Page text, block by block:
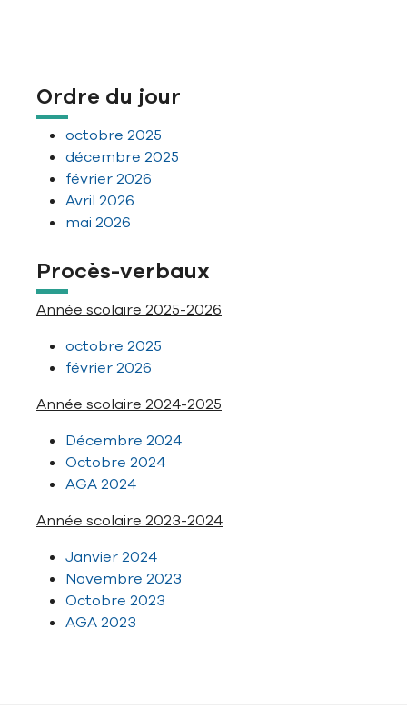
Ordre du jour
octobre 2025
décembre 2025
février 2026
Avril 2026
mai 2026
Procès-verbaux
Année scolaire 2025-2026
octobre 2025
février 2026
Année scolaire 2024-2025
Décembre 2024
Octobre 2024
AGA 2024
Année scolaire 2023-2024
Janvier 2024
Novembre 2023
Octobre 2023
AGA 2023